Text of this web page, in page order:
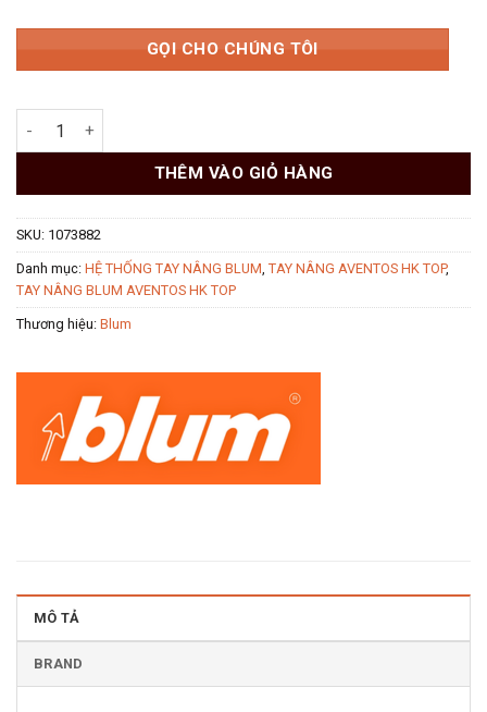
GỌI CHO CHÚNG TÔI
Bộ Hộp Lực Blum AVENTOS HK 22K2300 Xám 1073882 số lượng
THÊM VÀO GIỎ HÀNG
SKU: 1073882
Danh mục: HỆ THỐNG TAY NÂNG BLUM, TAY NÂNG AVENTOS HK TOP,
TAY NÂNG BLUM AVENTOS HK TOP
Thương hiệu: Blum
MÔ TẢ
BRAND